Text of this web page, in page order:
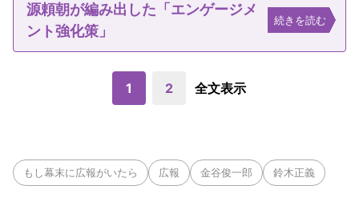
源頼朝が編み出した「エンゲージメ
ント強化策」
続きを読む
1 2 全文表示
もし幕末に広報がいたら 広報 金谷俊一郎 鈴木正義